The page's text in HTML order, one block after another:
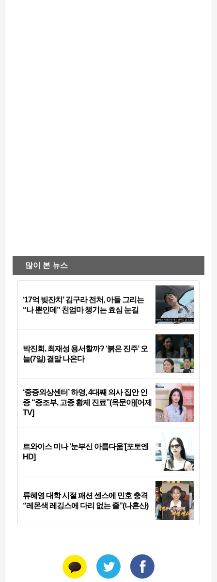
많이 본 뉴스
‘17억 빚잔치’ 김구라 전처, 아들 그리는
“나 뿐인데” 친엄마 챙기는 효심 눈길
박진희, 최재성 용서할까? ‘붉은 진주’ 오
늘(7일) 결말 나온다
‘중증외상센터’ 하영, 4대째 의사 집안 인
증 “증조부, 고종 황제 진료”(옥문아)[어제
TV]
트와이스 미나 ‘눈부신 아름다움’[포토엔
HD]
류혜영 대학 시절 패션 센스에 민호 충격
“레몬색 레깅스에 다리 없는 줄”(나혼산)